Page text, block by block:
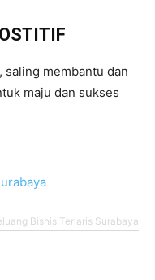
saling membantu dan
maju dan sukses
Bisnis Terlaris Surabaya